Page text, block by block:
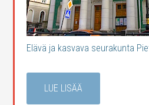
Elävä ja kasvava seurakunta
LUE LISÄÄ